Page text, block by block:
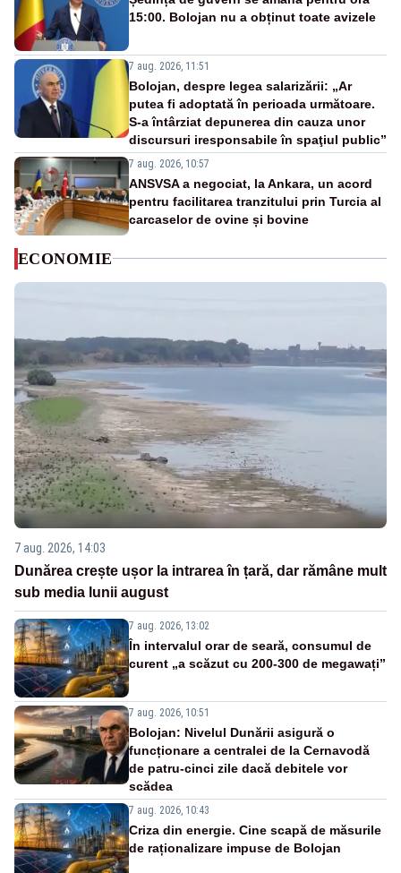
15:00. Bolojan nu a obținut toate avizele
7 aug. 2026, 11:51
Bolojan, despre legea salarizării: „Ar
putea fi adoptată în perioada următoare.
S-a întârziat depunerea din cauza unor
discursuri iresponsabile în spaţiul public”
7 aug. 2026, 10:57
ANSVSA a negociat, la Ankara, un acord
pentru facilitarea tranzitului prin Turcia al
carcaselor de ovine și bovine
ECONOMIE
7 aug. 2026, 14:03
Dunărea crește ușor la intrarea în țară, dar rămâne mult
sub media lunii august
7 aug. 2026, 13:02
În intervalul orar de seară, consumul de
curent „a scăzut cu 200-300 de megawați”
7 aug. 2026, 10:51
Bolojan: Nivelul Dunării asigură o
funcționare a centralei de la Cernavodă
de patru-cinci zile dacă debitele vor
scădea
7 aug. 2026, 10:43
Criza din energie. Cine scapă de măsurile
de raționalizare impuse de Bolojan